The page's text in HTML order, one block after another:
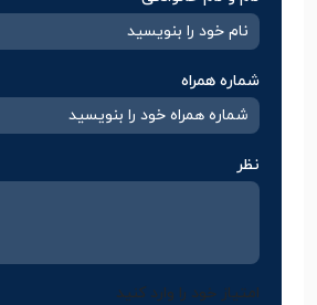
شماره همراه
نظر
امتیاز خود را وارد کنید